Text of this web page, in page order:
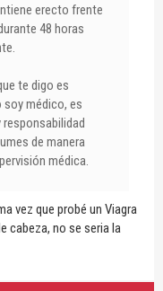
erecto frente
48 horas
te digo es
médico, es
de manera
médica.
vez que probé un Viagra
cabeza, no se seria la